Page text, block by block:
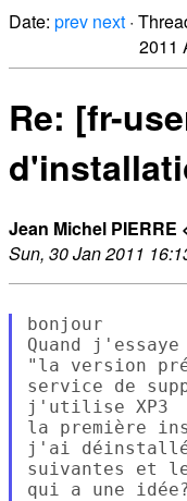
Date: prev next ·
2011
Re: [fr-
Jean Michel PIERRE
Sun, 30 Jan 2011
bonjour
Quand
"la version
service de
j'utilise XP3
la première
j'ai
suivantes et
qui a une idée?